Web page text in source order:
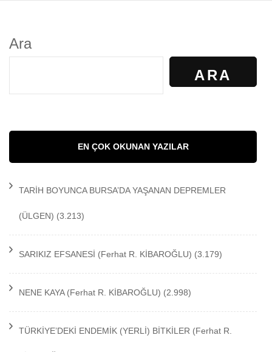
Ara
ARA
EN ÇOK OKUNAN YAZILAR
TARİH BOYUNCA BURSA’DA YAŞANAN DEPREMLER
(ÜLGEN) (3.213)
SARIKIZ EFSANESİ (Ferhat R. KİBAROĞLU) (3.179)
NENE KAYA (Ferhat R. KİBAROĞLU) (2.998)
TÜRKİYE’DEKİ ENDEMİK (YERLİ) BİTKİLER (Ferhat R.